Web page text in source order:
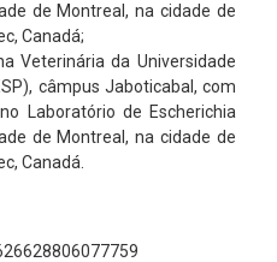
de Montreal, na cidade de
Canadá;
Veterinária da Universidade
câmpus Jaboticabal, com
Laboratório de Escherichia
de Montreal, na cidade de
Canadá.